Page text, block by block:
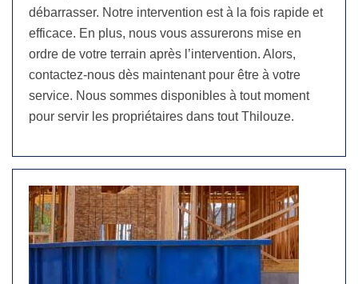
débarrasser. Notre intervention est à la fois rapide et
efficace. En plus, nous vous assurerons mise en
ordre de votre terrain après l’intervention. Alors,
contactez-nous dès maintenant pour être à votre
service. Nous sommes disponibles à tout moment
pour servir les propriétaires dans tout Thilouze.